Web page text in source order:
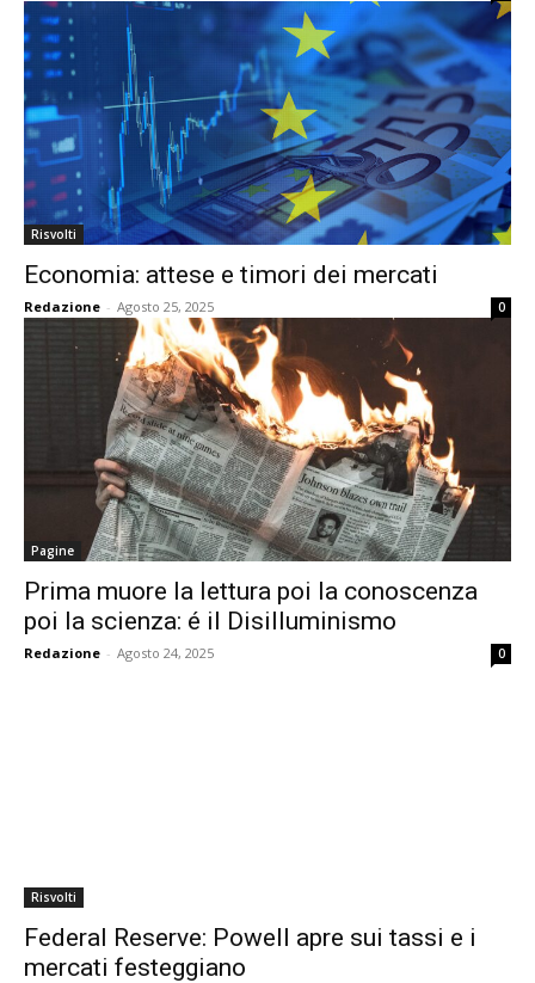
Risvolti
Economia: attese e timori dei mercati
Redazione - Agosto 25, 2025 0
Pagine
Prima muore la lettura poi la conoscenza
poi la scienza: é il Disilluminismo
Redazione - Agosto 24, 2025 0
Risvolti
Federal Reserve: Powell apre sui tassi e i
mercati festeggiano